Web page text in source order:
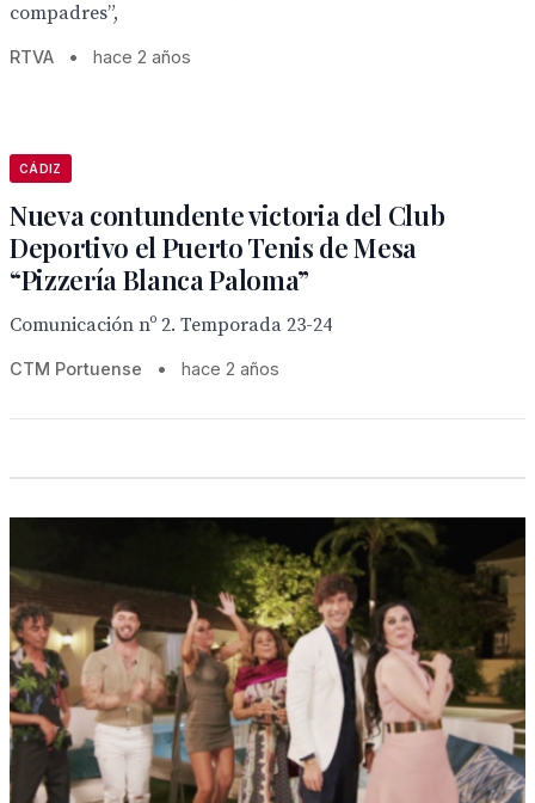
compadres”,
RTVA • hace 2 años
CÁDIZ
Nueva contundente victoria del Club
Deportivo el Puerto Tenis de Mesa
“Pizzería Blanca Paloma”
Comunicación nº 2. Temporada 23-24
CTM Portuense • hace 2 años